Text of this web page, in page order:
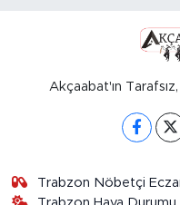
Akçaabat'ın
Trabzon Nöbetçi
Trabzon Hava Durumu